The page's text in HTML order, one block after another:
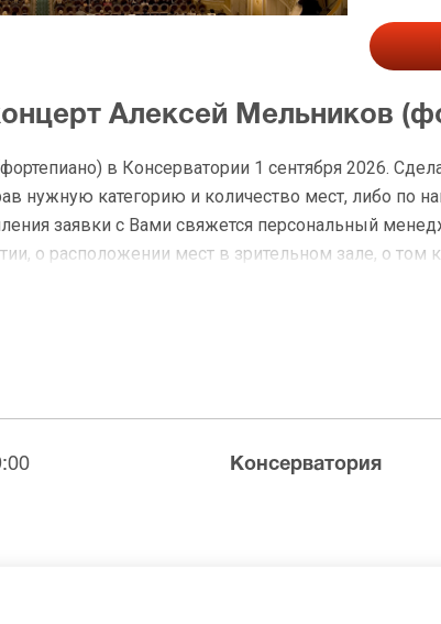
Алексей Мельников
в Консерватории 1 сентября 2026.
категорию и количество мест, либо по
заявки с Вами свяжется персональный
о расположении мест в зрительном зале, о том
доставку по Москве в течение не более 2-х
в пределах МКАД возле метро или в пешей
Консерватория